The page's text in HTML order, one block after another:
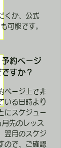
くか、公式
可能です。
ページ上で非
いる日時より
にスケジュー
先のレッス
翌月のスケジ
ので、ご確認
約ページ
すか？